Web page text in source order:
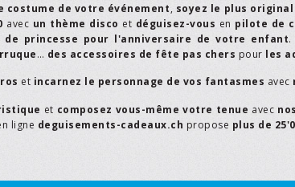
costume de votre événement, soyez le plus original
avec un thème disco et déguisez-vous en pilote de
de princesse pour l'anniversaire de votre enfant.
… des accessoires de fête pas chers pour les
et incarnez le personnage de vos fantasmes avec
et composez vous-même votre tenue avec
ligne deguisements-cadeaux.ch propose plus de